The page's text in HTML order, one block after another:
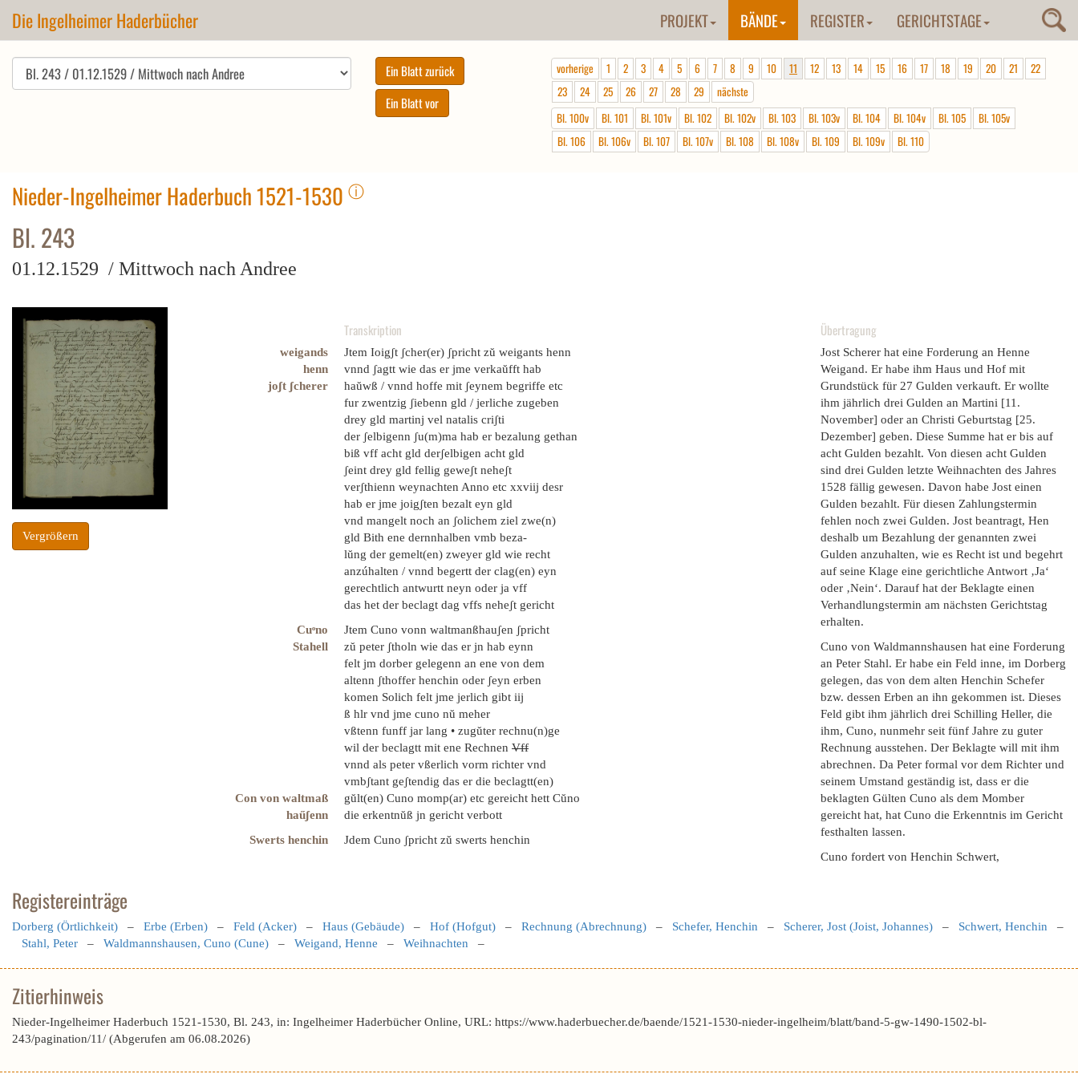
Die Ingelheimer Haderbücher PROJEKT BÄNDE REGISTER GERICHTSTAGE
vorherige 1 2 3 4 5 6 7 8 9 10 11 12 13 14 15 16 17 18 19 20 21
22
23
24 25 26 27 28 29
nächste
Bl. 100v
Bl. 101 Bl. 101v Bl. 102 Bl. 102v Bl. 103 Bl. 103v Bl. 104 Bl. 104v Bl. 105
Bl. 105v
Bl. 106
Bl. 106v Bl. 107 Bl. 107v Bl. 108 Bl. 108v Bl. 109 Bl. 109v Bl. 110
Nieder-Ingelheimer Haderbuch 1521-1530 ⓘ
Bl. 243
01.12.1529 / Mittwoch nach Andree
Vergrößern
Transkription
weigands
Jtem Ioigʃt ʃcher(er) ʃpricht zŭ weigants henn
henn
vnnd ʃagtt wie das er jme verkaŭfft hab
joʃt ʃcherer
haŭwß / vnnd hoffe mit ʃeynem begriffe etc
fur zwentzig ʃiebenn gld / jerliche zugeben
drey gld martinj vel natalis criʃti
der ʃelbigenn ʃu(m)ma hab er bezalung gethan
biß vff acht gld derʃelbigen acht gld
ʃeint drey gld fellig geweʃt neheʃt
verʃthienn weynachten Anno etc xxviij desr
hab er jme joigʃten bezalt eyn gld
vnd mangelt noch an ʃolichem ziel zwe(n)
gld Bith ene dernnhalben vmb beza-
lŭng der gemelt(en) zweyer gld wie recht
anzúhalten / vnnd begertt der clag(en) eyn
gerechtlich antwurtt neyn oder ja vff
das het der beclagt dag vffs neheʃt gericht
Cuͦno
Jtem Cuno vonn waltmanßhauʃen ʃpricht
Stahell
zŭ peter ʃtholn wie das er jn hab eynn
felt jm dorber gelegenn an ene von dem
altenn ʃthoffer henchin oder ʃeyn erben
komen Solich felt jme jerlich gibt iij
ß hlr vnd jme cuno nŭ meher
vßtenn funff jar lang • zugŭter rechnu(n)ge
wil der beclagtt mit ene Rechnen Vff
vnnd als peter vßerlich vorm richter vnd
vmbʃtant geʃtendig das er die beclagtt(en)
Con von waltmaß
gŭlt(en) Cuno momp(ar) etc gereicht hett Cŭno
haűʃenn
die erkentnŭß jn gericht verbott
Swerts henchin
Jdem Cuno ʃpricht zŭ swerts henchin
Übertragung
Jost Scherer hat eine Forderung an Henne
Weigand. Er habe ihm Haus und Hof mit
Grundstück für 27 Gulden verkauft. Er wollte
ihm jährlich drei Gulden an Martini [11.
November] oder an Christi Geburtstag [25.
Dezember] geben. Diese Summe hat er bis auf
acht Gulden bezahlt. Von diesen acht Gulden
sind drei Gulden letzte Weihnachten des Jahres
1528 fällig gewesen. Davon habe Jost einen
Gulden bezahlt. Für diesen Zahlungstermin
fehlen noch zwei Gulden. Jost beantragt, Hen
deshalb um Bezahlung der genannten zwei
Gulden anzuhalten, wie es Recht ist und begehrt
auf seine Klage eine gerichtliche Antwort ‚Ja‘
oder ‚Nein‘. Darauf hat der Beklagte einen
Verhandlungstermin am nächsten Gerichtstag
erhalten.
Cuno von Waldmannshausen hat eine Forderung
an Peter Stahl. Er habe ein Feld inne, im Dorberg
gelegen, das von dem alten Henchin Schefer
bzw. dessen Erben an ihn gekommen ist. Dieses
Feld gibt ihm jährlich drei Schilling Heller, die
ihm, Cuno, nunmehr seit fünf Jahre zu guter
Rechnung ausstehen. Der Beklagte will mit ihm
abrechnen. Da Peter formal vor dem Richter und
seinem Umstand geständig ist, dass er die
beklagten Gülten Cuno als dem Momber
gereicht hat, hat Cuno die Erkenntnis im Gericht
festhalten lassen.
Cuno fordert von Henchin Schwert,
Registereinträge
Dorberg (Örtlichkeit) – Erbe (Erben) – Feld (Acker) – Haus (Gebäude) – Hof (Hofgut) – Rechnung (Abrechnung) – Schefer, Henchin – Scherer, Jost (Joist, Johannes) – Schwert, Henchin –
Stahl, Peter – Waldmannshausen, Cuno (Cune) – Weigand, Henne – Weihnachten –
Zitierhinweis
Nieder-Ingelheimer Haderbuch 1521-1530, Bl. 243, in: Ingelheimer Haderbücher Online, URL: https://www.haderbuecher.de/baende/1521-1530-nieder-ingelheim/blatt/band-5-gw-1490-1502-bl-
243/pagination/11/ (Abgerufen am 06.08.2026)